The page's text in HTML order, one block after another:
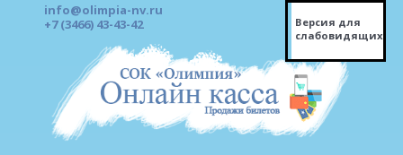
info@olimpia-nv.ru
+7 (3466) 43-43-42
Версия для
слабовидящих